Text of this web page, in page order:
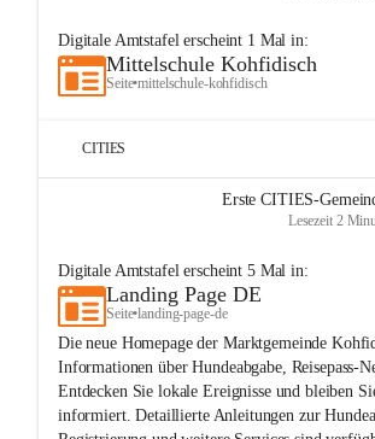
Digitale Amtstafelerscheint 1 Mal in:
Mittelschule Kohfidisch
Seite•mittelschule-kohfidisch
CITIES
Erste CITIES-
Lesezeit 2
Digitale Amtstafelerscheint 5Mal in:
Landing Page DE
Seite•landing-page-de
Die neue Homepage der Marktgemeinde
Informationen über Hundeabgabe, Reisepass-
Entdecken Sie lokale Ereignisse und bleiben
informiert. Detaillierte Anleitungen zur